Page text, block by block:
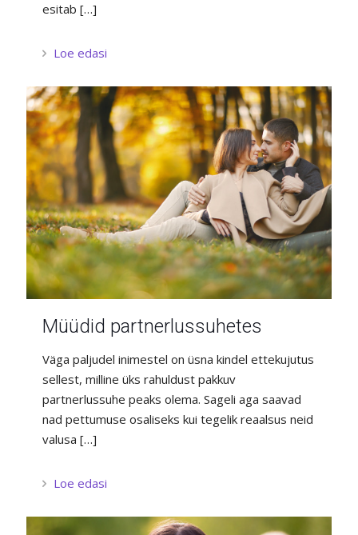
esitab […]
Loe edasi
Müüdid partnerlussuhetes
Väga paljudel inimestel on üsna kindel ettekujutus
sellest, milline üks rahuldust pakkuv
partnerlussuhe peaks olema. Sageli aga saavad
nad pettumuse osaliseks kui tegelik reaalsus neid
valusa […]
Loe edasi